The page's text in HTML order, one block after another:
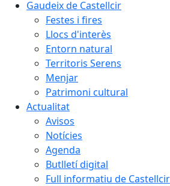
Gaudeix de Castellcir
Festes i fires
Llocs d'interès
Entorn natural
Territoris Serens
Menjar
Patrimoni cultural
Actualitat
Avisos
Notícies
Agenda
Butlletí digital
Full informatiu de Castellcir